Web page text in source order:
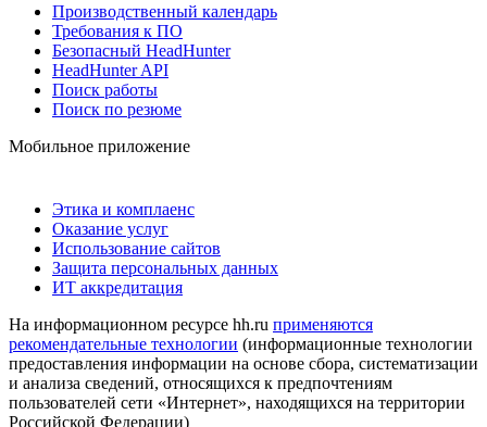
Производственный календарь
Требования к ПО
Безопасный HeadHunter
HeadHunter API
Поиск работы
Поиск по резюме
Мобильное приложение
Этика и комплаенс
Оказание услуг
Использование сайтов
Защита персональных данных
ИТ аккредитация
На информационном ресурсе hh.ru применяются
рекомендательные технологии (информационные технологии
предоставления информации на основе сбора, систематизации
и анализа сведений, относящихся к предпочтениям
пользователей сети «Интернет», находящихся на территории
Российской Федерации)